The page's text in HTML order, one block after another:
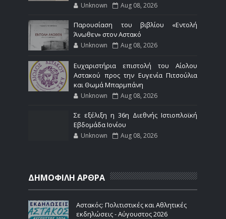
Unknown Aug 08, 2026
Παρουσίαση του βιβλίου «Εντολή
Άνωθεν» στον Αστακό
Unknown Aug 08, 2026
Ευχαριστήρια επιστολή του Αίολου
Αστακού προς την Ευγενία Πιτσούλια
και Θωμά Μπαρμπάνη
Unknown Aug 08, 2026
Σε εξέλιξη η 36η Διεθνής Ιστιοπλοϊκή
Εβδομάδα Ιονίου
Unknown Aug 08, 2026
ΔΗΜΟΦΙΛΗ ΑΡΘΡΑ
Αστακός: Πολιτιστικές και Αθλητικές
εκδηλώσεις - Αύγουστος 2026